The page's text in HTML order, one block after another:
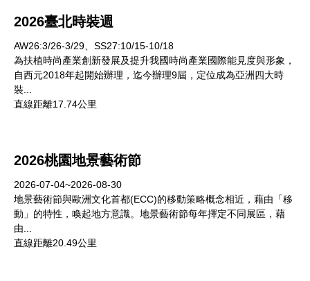
2026臺北時裝週
AW26:3/26-3/29、SS27:10/15-10/18
為扶植時尚產業創新發展及提升我國時尚產業國際能見度與形象，
自西元2018年起開始辦理，迄今辦理9屆，定位成為亞洲四大時
裝...
直線距離17.74公里
2026桃園地景藝術節
2026-07-04~2026-08-30
地景藝術節與歐洲文化首都(ECC)的移動策略概念相近，藉由「移
動」的特性，喚起地方意識。地景藝術節每年擇定不同展區，藉
由...
直線距離20.49公里